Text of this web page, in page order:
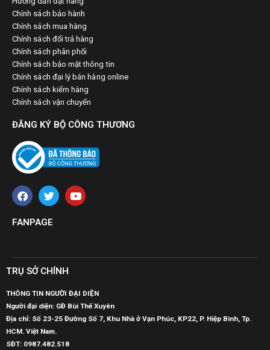
Chính sách bảo hành
Chính sách mua hàng
Chính sách đổi trả hàng
Chính sách phân phối
Chính sách bảo mật thông tin
Chính sách đại lý bán hàng online
Chính sách kiểm hàng
Chính sách vận chuyển
TRỤ SỞ CHÍNH
Người đại diện: GĐ Bùi Thế Xuyên
Địa chỉ: Số 23-25 Đường Số 7, Khu Nhà ở Vạn Phúc, KP22, P. Hiệp Bình, Tp.
HCM. Việt Nam.
SĐT:0987.482.518
Giấy chứng nhận ĐK KD : 4102056290